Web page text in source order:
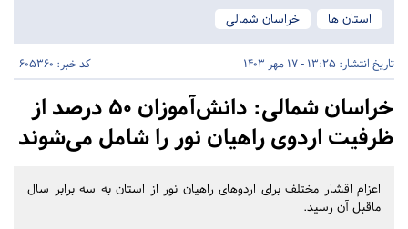
استان ها
خراسان شمالی
تاریخ انتشار: 13:25 - 17 مهر 1403 کد خبر: 605360
خراسان شمالی:
دانش‌آموزان ۵۰ درصد از
ظرفیت اردوی راهیان‌ نور را شامل می‌شوند
اعزام اقشار مختلف برای اردوهای راهیان نور از استان به سه برابر سال
ماقبل آن رسید.